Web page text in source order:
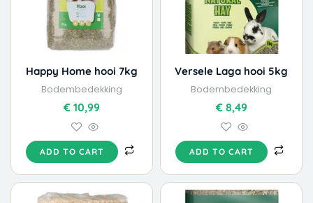
Happy Home hooi 7kg
Bodembedekking
€ 10,99
ADD TO CART
Versele Laga hooi 5kg
Bodembedekking
€8,49
ADD TO CART